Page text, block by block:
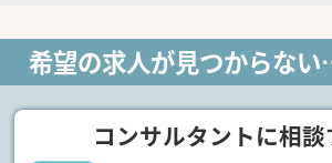
希望の求人が見つからな
コンサルタントに相談